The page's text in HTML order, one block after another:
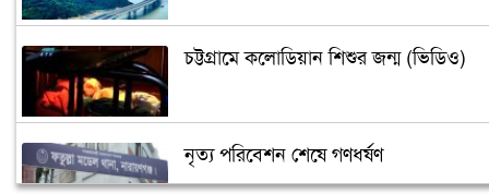
চট্টগ্রামে কলোডিয়ান শিশুর জন্ম (ভিডিও)
নৃত্য পরিবেশন শেষে গণধর্ষণ